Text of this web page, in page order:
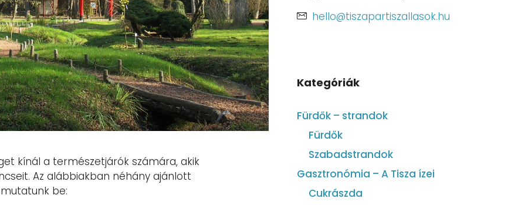
kínál a természetjárók számára, akik
Az alábbiakban néhány ajánlott
be:
hello@tiszapartiszallasok.hu
Kategóriák
Fürdők – strandok
Fürdők
Szabadstrandok
Gasztronómia – A Tisza ízei
Cukrászda